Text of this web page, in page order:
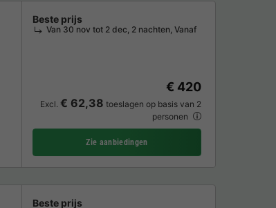
Beste prijs
Van 30 nov tot 2 dec, 2 nachten, Vanaf
€ 420
Excl. € 62,38 toeslagen op basis van 2
personen
Zie aanbiedingen
Beste prijs